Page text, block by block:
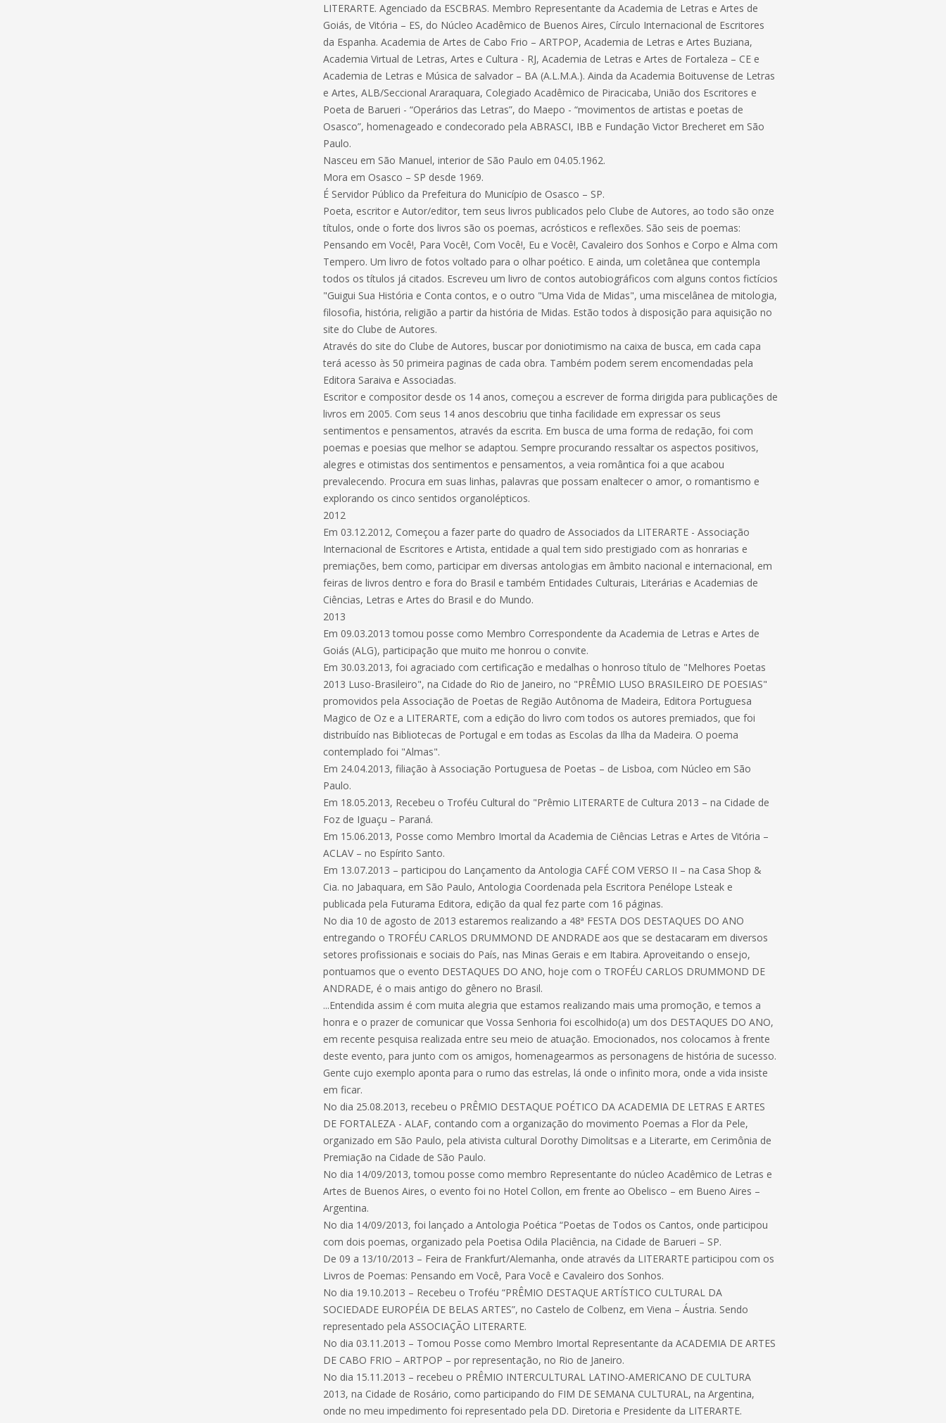
LITERARTE. Agenciado da ESCBRAS. Membro Representante da Academia de Letras e Artes de
Goiás, de Vitória – ES, do Núcleo Acadêmico de Buenos Aires, Círculo Internacional de Escritores
da Espanha. Academia de Artes de Cabo Frio – ARTPOP, Academia de Letras e Artes Buziana,
Academia Virtual de Letras, Artes e Cultura - RJ, Academia de Letras e Artes de Fortaleza – CE e
Academia de Letras e Música de salvador – BA (A.L.M.A.). Ainda da Academia Boituvense de Letras
e Artes, ALB/Seccional Araraquara, Colegiado Acadêmico de Piracicaba, União dos Escritores e
Poeta de Barueri - “Operários das Letras”, do Maepo - “movimentos de artistas e poetas de
Osasco”, homenageado e condecorado pela ABRASCI, IBB e Fundação Victor Brecheret em São
Paulo.
Nasceu em São Manuel, interior de São Paulo em 04.05.1962.
Mora em Osasco – SP desde 1969.
É Servidor Público da Prefeitura do Município de Osasco – SP.
Poeta, escritor e Autor/editor, tem seus livros publicados pelo Clube de Autores, ao todo são onze
títulos, onde o forte dos livros são os poemas, acrósticos e reflexões. São seis de poemas:
Pensando em Você!, Para Você!, Com Você!, Eu e Você!, Cavaleiro dos Sonhos e Corpo e Alma com
Tempero. Um livro de fotos voltado para o olhar poético. E ainda, um coletânea que contempla
todos os títulos já citados. Escreveu um livro de contos autobiográficos com alguns contos fictícios
"Guigui Sua História e Conta contos, e o outro "Uma Vida de Midas", uma miscelânea de mitologia,
filosofia, história, religião a partir da história de Midas. Estão todos à disposição para aquisição no
site do Clube de Autores.
Através do site do Clube de Autores, buscar por doniotimismo na caixa de busca, em cada capa
terá acesso às 50 primeira paginas de cada obra. Também podem serem encomendadas pela
Editora Saraiva e Associadas.
Escritor e compositor desde os 14 anos, começou a escrever de forma dirigida para publicações de
livros em 2005. Com seus 14 anos descobriu que tinha facilidade em expressar os seus
sentimentos e pensamentos, através da escrita. Em busca de uma forma de redação, foi com
poemas e poesias que melhor se adaptou. Sempre procurando ressaltar os aspectos positivos,
alegres e otimistas dos sentimentos e pensamentos, a veia romântica foi a que acabou
prevalecendo. Procura em suas linhas, palavras que possam enaltecer o amor, o romantismo e
explorando os cinco sentidos organolépticos.
2012
Em 03.12.2012, Começou a fazer parte do quadro de Associados da LITERARTE - Associação
Internacional de Escritores e Artista, entidade a qual tem sido prestigiado com as honrarias e
premiações, bem como, participar em diversas antologias em âmbito nacional e internacional, em
feiras de livros dentro e fora do Brasil e também Entidades Culturais, Literárias e Academias de
Ciências, Letras e Artes do Brasil e do Mundo.
2013
Em 09.03.2013 tomou posse como Membro Correspondente da Academia de Letras e Artes de
Goiás (ALG), participação que muito me honrou o convite.
Em 30.03.2013, foi agraciado com certificação e medalhas o honroso título de "Melhores Poetas
2013 Luso-Brasileiro", na Cidade do Rio de Janeiro, no "PRÊMIO LUSO BRASILEIRO DE POESIAS"
promovidos pela Associação de Poetas de Região Autônoma de Madeira, Editora Portuguesa
Magico de Oz e a LITERARTE, com a edição do livro com todos os autores premiados, que foi
distribuído nas Bibliotecas de Portugal e em todas as Escolas da Ilha da Madeira. O poema
contemplado foi "Almas".
Em 24.04.2013, filiação à Associação Portuguesa de Poetas – de Lisboa, com Núcleo em São
Paulo.
Em 18.05.2013, Recebeu o Troféu Cultural do "Prêmio LITERARTE de Cultura 2013 – na Cidade de
Foz de Iguaçu – Paraná.
Em 15.06.2013, Posse como Membro Imortal da Academia de Ciências Letras e Artes de Vitória –
ACLAV – no Espírito Santo.
Em 13.07.2013 – participou do Lançamento da Antologia CAFÉ COM VERSO II – na Casa Shop &
Cia. no Jabaquara, em São Paulo, Antologia Coordenada pela Escritora Penélope Lsteak e
publicada pela Futurama Editora, edição da qual fez parte com 16 páginas.
No dia 10 de agosto de 2013 estaremos realizando a 48ª FESTA DOS DESTAQUES DO ANO
entregando o TROFÉU CARLOS DRUMMOND DE ANDRADE aos que se destacaram em diversos
setores profissionais e sociais do País, nas Minas Gerais e em Itabira. Aproveitando o ensejo,
pontuamos que o evento DESTAQUES DO ANO, hoje com o TROFÉU CARLOS DRUMMOND DE
ANDRADE, é o mais antigo do gênero no Brasil.
...Entendida assim é com muita alegria que estamos realizando mais uma promoção, e temos a
honra e o prazer de comunicar que Vossa Senhoria foi escolhido(a) um dos DESTAQUES DO ANO,
em recente pesquisa realizada entre seu meio de atuação. Emocionados, nos colocamos à frente
deste evento, para junto com os amigos, homenagearmos as personagens de história de sucesso.
Gente cujo exemplo aponta para o rumo das estrelas, lá onde o infinito mora, onde a vida insiste
em ficar.
No dia 25.08.2013, recebeu o PRÊMIO DESTAQUE POÉTICO DA ACADEMIA DE LETRAS E ARTES
DE FORTALEZA - ALAF, contando com a organização do movimento Poemas a Flor da Pele,
organizado em São Paulo, pela ativista cultural Dorothy Dimolitsas e a Literarte, em Cerimônia de
Premiação na Cidade de São Paulo.
No dia 14/09/2013, tomou posse como membro Representante do núcleo Acadêmico de Letras e
Artes de Buenos Aires, o evento foi no Hotel Collon, em frente ao Obelisco – em Bueno Aires –
Argentina.
No dia 14/09/2013, foi lançado a Antologia Poética “Poetas de Todos os Cantos, onde participou
com dois poemas, organizado pela Poetisa Odila Placiência, na Cidade de Barueri – SP.
De 09 a 13/10/2013 – Feira de Frankfurt/Alemanha, onde através da LITERARTE participou com os
Livros de Poemas: Pensando em Você, Para Você e Cavaleiro dos Sonhos.
No dia 19.10.2013 – Recebeu o Troféu “PRÊMIO DESTAQUE ARTÍSTICO CULTURAL DA
SOCIEDADE EUROPÉIA DE BELAS ARTES”, no Castelo de Colbenz, em Viena – Áustria. Sendo
representado pela ASSOCIAÇÃO LITERARTE.
No dia 03.11.2013 – Tomou Posse como Membro Imortal Representante da ACADEMIA DE ARTES
DE CABO FRIO – ARTPOP – por representação, no Rio de Janeiro.
No dia 15.11.2013 – recebeu o PRÊMIO INTERCULTURAL LATINO-AMERICANO DE CULTURA
2013, na Cidade de Rosário, como participando do FIM DE SEMANA CULTURAL, na Argentina,
onde no meu impedimento foi representado pela DD. Diretoria e Presidente da LITERARTE.